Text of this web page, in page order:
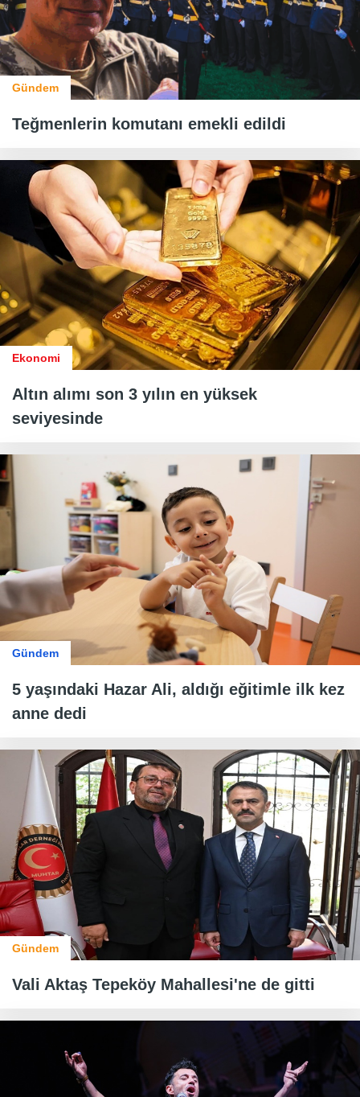
Gündem
Teğmenlerin komutanı emekli edildi
Ekonomi
Altın alımı son 3 yılın en yüksek
seviyesinde
Gündem
5 yaşındaki Hazar Ali, aldığı eğitimle ilk kez
anne dedi
Gündem
Vali Aktaş Tepeköy Mahallesi'ne de gitti